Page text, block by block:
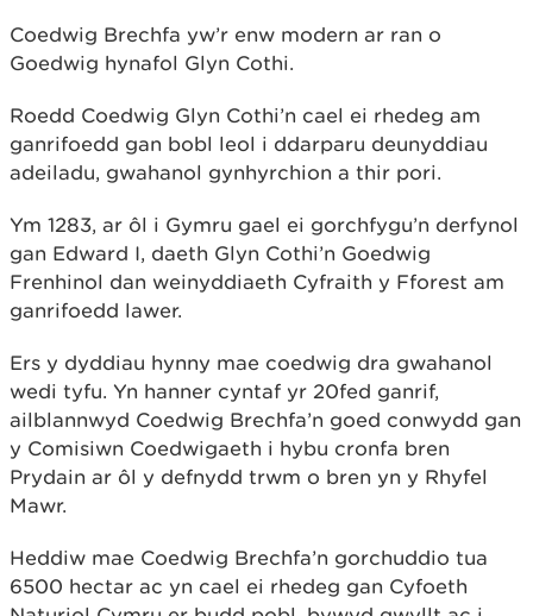
Coedwig Brechfa yw’r enw modern ar ran o
Goedwig hynafol Glyn Cothi.
Roedd Coedwig Glyn Cothi’n cael ei rhedeg am
ganrifoedd gan bobl leol i ddarparu deunyddiau
adeiladu, gwahanol gynhyrchion a thir pori.
Ym 1283, ar ôl i Gymru gael ei gorchfygu’n derfynol
gan Edward I, daeth Glyn Cothi’n Goedwig
Frenhinol dan weinyddiaeth Cyfraith y Fforest am
ganrifoedd lawer.
Ers y dyddiau hynny mae coedwig dra gwahanol
wedi tyfu. Yn hanner cyntaf yr 20fed ganrif,
ailblannwyd Coedwig Brechfa’n goed conwydd gan
y Comisiwn Coedwigaeth i hybu cronfa bren
Prydain ar ôl y defnydd trwm o bren yn y Rhyfel
Mawr.
Heddiw mae Coedwig Brechfa’n gorchuddio tua
6500 hectar ac yn cael ei rhedeg gan Cyfoeth